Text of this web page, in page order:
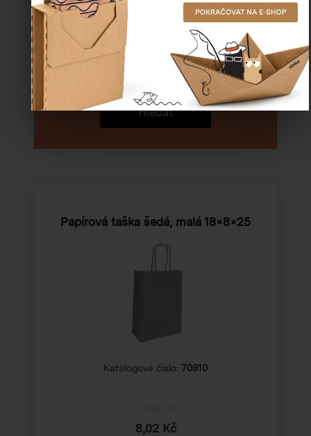
VYHLEDÁVÁNÍ
PODLE
ROZMĚRŮ
Hledat
Papírová taška šedá, malá 18×8×25
Katalogové číslo: 70910
8,02 Kč